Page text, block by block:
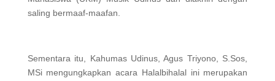
saling bermaaf-maafan.
Sementara itu, Kahumas Udinus, Agus Triyono, S.Sos,
MSi mengungkapkan acara Halalbihalal ini merupakan